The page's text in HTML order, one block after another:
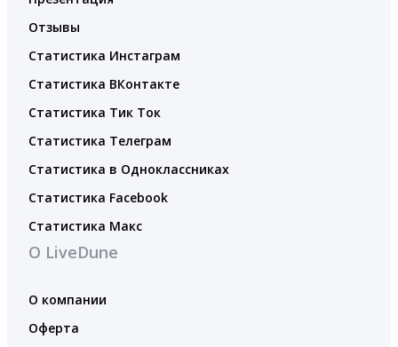
Отзывы
Статистика Инстаграм
Статистика ВКонтакте
Статистика Тик Ток
Статистика Телеграм
Статистика в Одноклассниках
Статистика Facebook
Статистика Макс
О LiveDune
О компании
Оферта